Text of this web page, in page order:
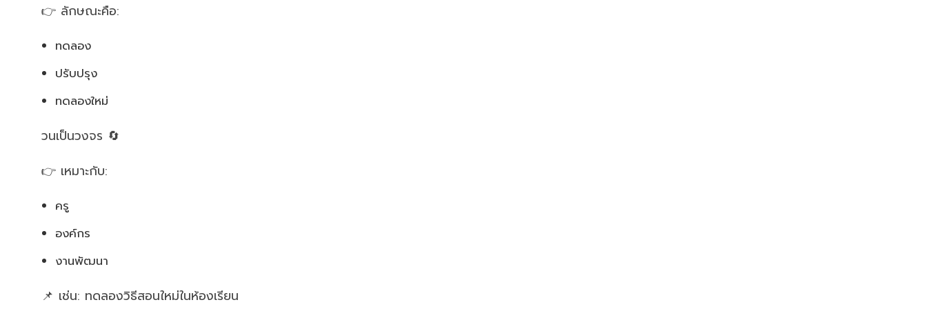
👉 ลักษณะคือ:
ทดลอง
ปรับปรุง
ทดลองใหม่
วนเป็นวงจร 🔄
👉 เหมาะกับ:
ครู
องค์กร
งานพัฒนา
📌 เช่น: ทดลองวิธีสอนใหม่ในห้องเรียน